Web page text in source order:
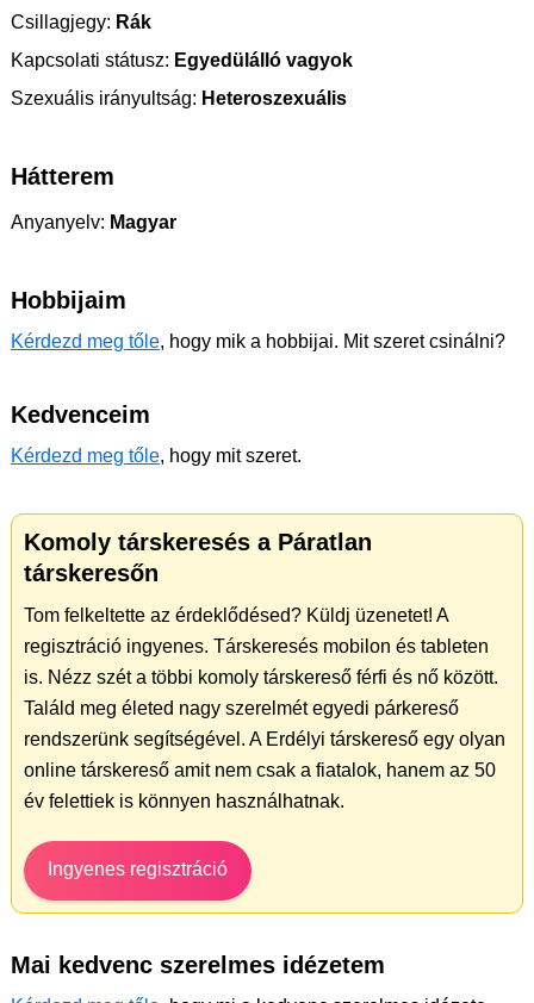
Csillagjegy: Rák
Kapcsolati státusz: Egyedülálló vagyok
Szexuális irányultság: Heteroszexuális
Hátterem
Anyanyelv: Magyar
Hobbijaim
Kérdezd meg tőle, hogy mik a hobbijai. Mit szeret csinálni?
Kedvenceim
Kérdezd meg tőle, hogy mit szeret.
Komoly társkeresés a Páratlan
társkeresőn
Tom felkeltette az érdeklődésed? Küldj üzenetet! A
regisztráció ingyenes. Társkeresés mobilon és tableten
is. Nézz szét a többi komoly társkereső férfi és nő között.
Találd meg életed nagy szerelmét egyedi párkereső
rendszerünk segítségével. A Erdélyi társkereső egy olyan
online társkereső amit nem csak a fiatalok, hanem az 50
év felettiek is könnyen használhatnak.
Ingyenes regisztráció
Mai kedvenc szerelmes idézetem